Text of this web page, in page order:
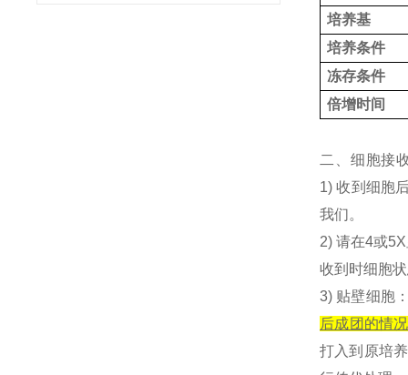
培养基
培养条件
冻存条件
倍增时间
二、细胞接
1) 收到细胞
我们。
2) 请在4或
收到时细胞
3) 贴壁细胞
后成团的情
打入到原培